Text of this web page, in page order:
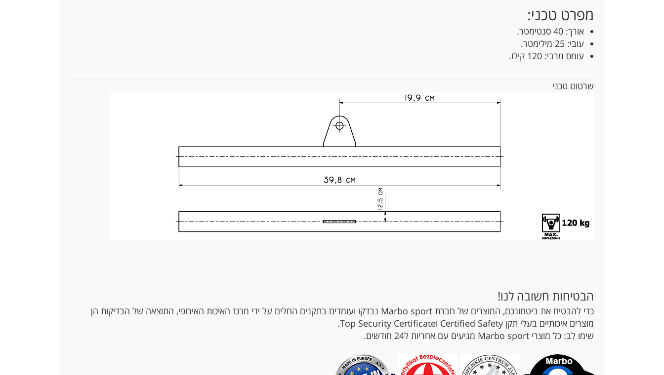
מפרט טכני:
אורך: 40 סנטימטר.
עובי: 25 מילימטר.
עומס מרבי: 120 קילו.
שרטוט טכני
הבטיחות חשובה לנו!
כדי להבטיח את ביטחונכם, המוצרים של חברת Marbo sport נבדקו ועומדים בתקנים החלים על ידי מרכז האיכות האירופי, התוצאה של הבדיקות הן
מוצרים איכותיים בעלי תקן Certified Safety וTop Security Certificate.
שימו לב: כל מוצרי Marbo sport מגיעים עם אחריות ל24 חודשים.